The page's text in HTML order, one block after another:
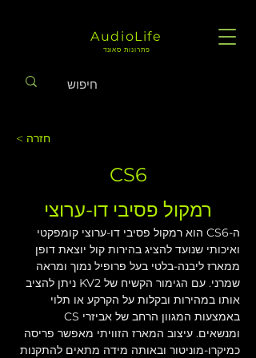
AudioLife
פתרונות סאונד
< חזרה
CS6
רמקול פסיבי דו-ערוצי
ה-CS6 הוא רמקול פסיבי דו-ערוצי קומפקטי
ואיכותי שנועד להציג בהירות קול יוצאת דופן
ממארז ליבנה-בלטי בעל פרופיל נמוך ומראה
שמרני. עם הגימור הקשיח של KV2 ניתן להציב
אותו במהירות ובקלות על הקרקע או תלוי
ומנשאים. עיצוב המארז הזוויתי מאפשר פריסה
כמיקרו-מוניטור ובאותה מידה מתאים להתקנות